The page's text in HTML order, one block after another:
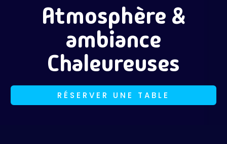
Atmosphère &
ambiance
Chaleureuses
RÉSERVER UNE TABLE